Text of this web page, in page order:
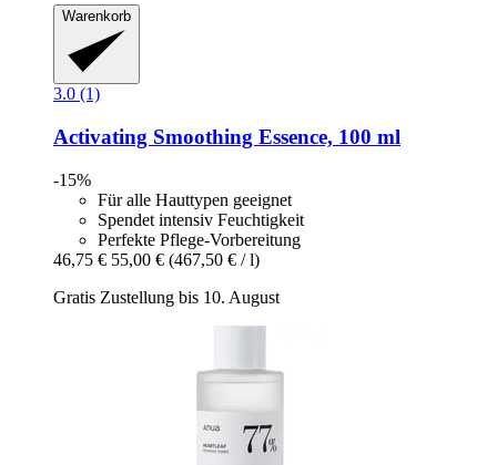
Warenkorb
3.0 (1)
Activating Smoothing Essence, 100 ml
-15%
Für alle Hauttypen geeignet
Spendet intensiv Feuchtigkeit
Perfekte Pflege-Vorbereitung
46,75 € 55,00 € (467,50 € / l)
Gratis Zustellung bis 10. August